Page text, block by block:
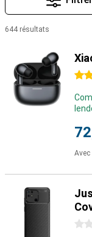
644 résultats
4.5
0